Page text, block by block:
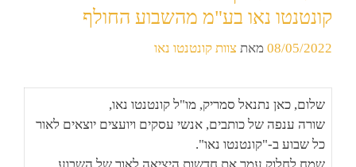
קונטנטו נאו בע"מ מהשבוע החולף
08/05/2022 מאת צוות קונטנטו נאו
שלום, כאן נתנאל סמריק, מו"ל קונטנטו נאו,
שורה ענפה של כותבים, אנשי עסקים ויועצים יוצאים לאור
כל שבוע ב-"קונטנטו נאו".
שמח לחלוק עמך את חדשות היציאה לאור של השבוע